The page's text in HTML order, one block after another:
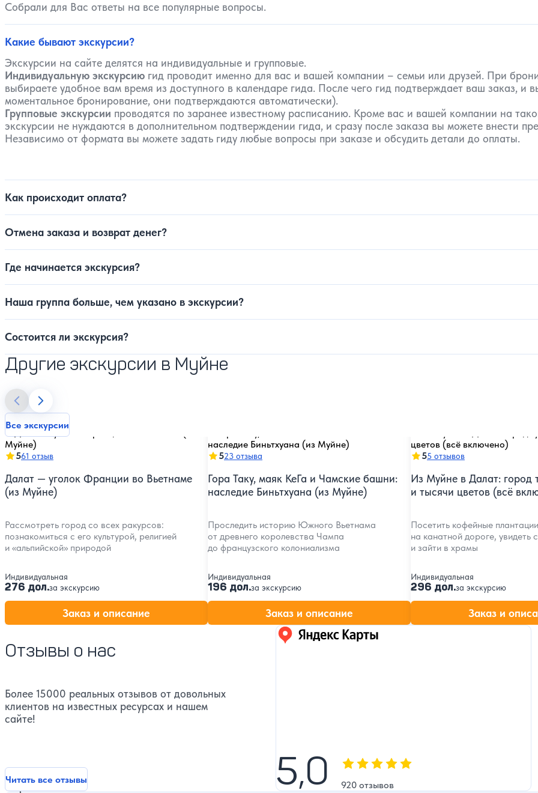
Собрали для Вас ответы на все популярные вопросы.
Какие бывают экскурсии?
Экскурсии на сайте делятся на индивидуальные и групповые.
Индивидуальную экскурсию гид проводит именно для вас и вашей компании – семьи или друзей. При
выбираете удобное вам время из доступного в календаре гида. После чего гид подтверждает ваш заказ, и
моментальное бронирование, они подтверждаются автоматически).
Групповые экскурсии проводятся по заранее известному расписанию. Кроме вас и вашей компании на
экскурсии не нуждаются в дополнительном подтверждении гида, и сразу после заказа вы можете внести
Независимо от формата вы можете задать гиду любые вопросы при заказе и обсудить детали до оплаты.
Как происходит оплата?
Отмена заказа и возврат денег?
Где начинается экскурсия?
Наша группа больше, чем указано в экскурсии?
Состоится ли экскурсия?
Другие экскурсии в Муйне
Все экскурсии
561 отзыв
Далат — уголок Франции во Вьетнаме
(из Муйне)
Рассмотреть город со всех ракурсов:
познакомиться с его культурой, религией
и «альпийской» природой
Индивидуальная
276 дол.за экскурсию
Заказ и описание
523 отзыва
Гора Таку, маяк КеГа и Чамские башни:
наследие Биньтхуана (из Муйне)
Проследить историю Южного Вьетнама
от древнего королевства Чампа
до французского колониализма
Индивидуальная
196 дол.за экскурсию
Заказ и описание
55 отзывов
Из Муйне в Далат: город
и тысячи цветов (всё
Посетить кофейные
на канатной дороге, увидеть
и зайти в храмы
Индивидуальная
296 дол.за экскурсию
Заказ и
Отзывы о нас
Более 15000 реальных отзывов от довольных
клиентов на известных ресурсах и нашем
сайте!
Читать все отзывы
Яндекс карты
5,0 Оценка, количество звезд:
920 отзывов